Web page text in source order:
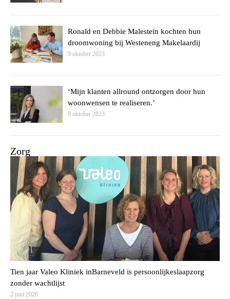
Ronald en Debbie Malestein kochten hun
droomwoning bij Westeneng Makelaardij
9 oktober 2023
‘Mijn klanten allround ontzorgen door hun
woonwensen te realiseren.’
9 oktober 2023
Zorg
Tien jaar Valeo Kliniek inBarneveld is persoonlijkeslaapzorg
zonder wachtlijst
2 juni 2026